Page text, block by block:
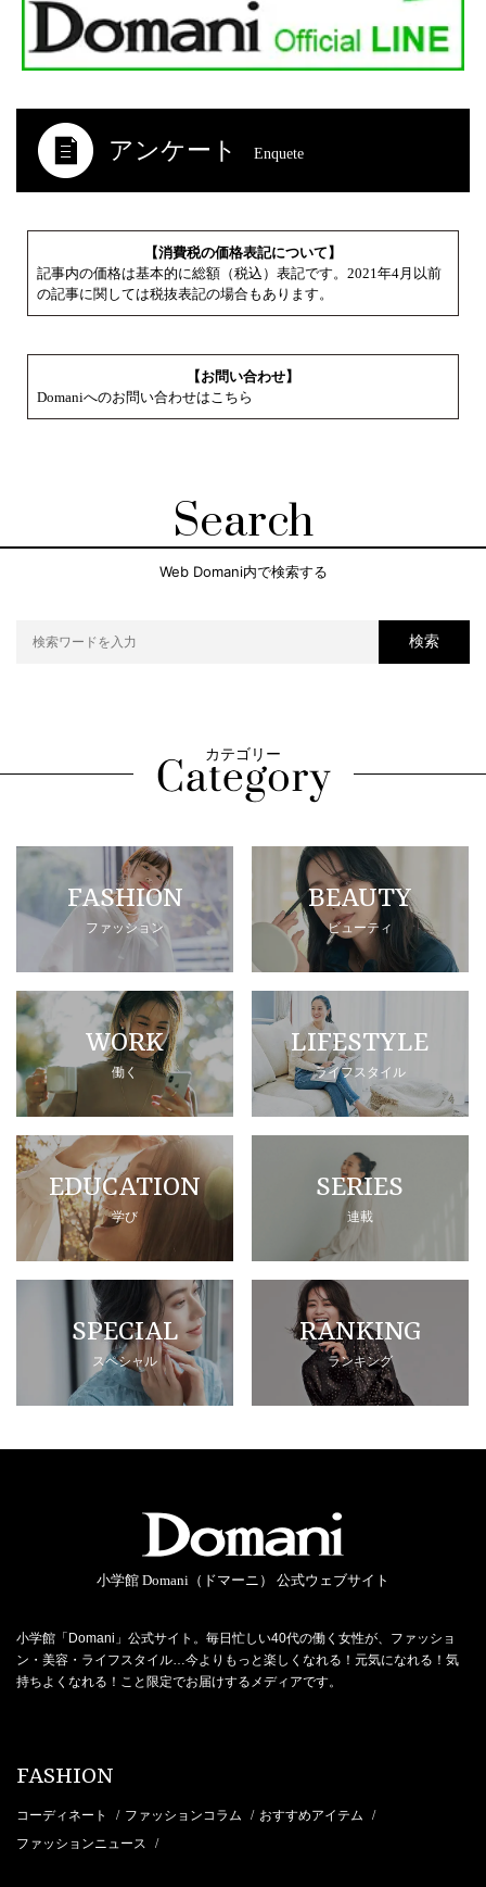
アンケート Enquete
【消費税の価格表記について】
記事内の価格は基本的に総額（税込）表記です。2021年4月以前
の記事に関しては税抜表記の場合もあります。
【お問い合わせ】
Domaniへのお問い合わせはこちら
Search
Web Domani内で検索する
検索
カテゴリー
FASHION
ファッション
BEAUTY
ビューティ
WORK
働く
LIFESTYLE
ライフスタイル
EDUCATION
学び
SERIES
連載
SPECIAL
スペシャル
RANKING
ランキング
小学館 Domani（ドマーニ） 公式ウェブサイト
小学館「Domani」公式サイト。毎日忙しい40代の働く女性が、ファッショ
ン・美容・ライフスタイル…今よりもっと楽しくなれる！元気になれる！気
持ちよくなれる！こと限定でお届けするメディアです。
FASHION
コーディネート / ファッションコラム / おすすめアイテム /
ファッションニュース /